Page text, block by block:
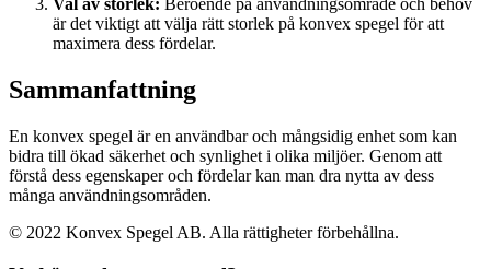
Val av storlek: Beroende på användningsområde och behov
är det viktigt att välja rätt storlek på konvex spegel för att
maximera dess fördelar.
Sammanfattning
En konvex spegel är en användbar och mångsidig enhet som kan
bidra till ökad säkerhet och synlighet i olika miljöer. Genom att
förstå dess egenskaper och fördelar kan man dra nytta av dess
många användningsområden.
© 2022 Konvex Spegel AB. Alla rättigheter förbehållna.